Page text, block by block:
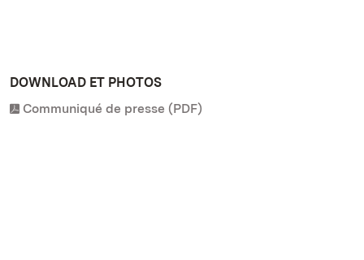
DOWNLOAD ET PHOTOS
Communiqué de presse (PDF)